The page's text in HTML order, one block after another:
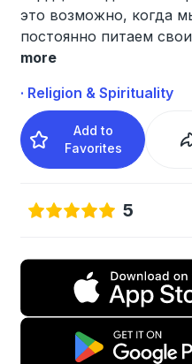
это возможно, когда
постоянно питаем
more
· Religion & Spirituality
Add to
Favorites
5